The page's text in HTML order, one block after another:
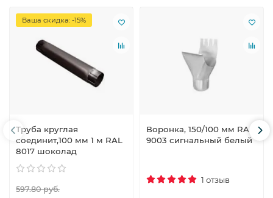
Ваша скидка: -15%
Труба круглая
соединит,100 мм 1 м RAL
8017 шоколад
597.80 руб.
Воронка, 150/100 мм RAL
9003 сигнальный белый
1 отзыв